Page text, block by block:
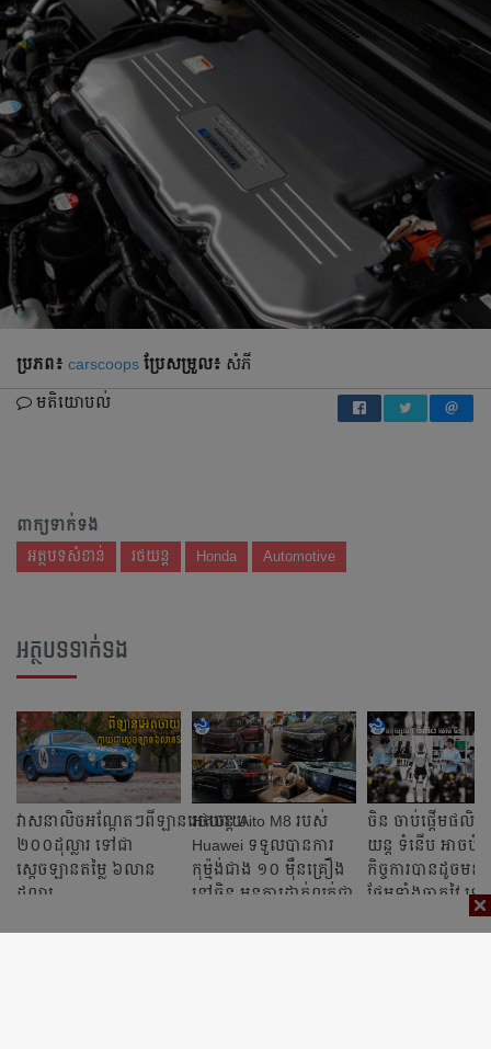
ប្រភព៖ carscoops ប្រែ​សម្រួល៖ សំភី
មតិយោបល់
ពាក្យទាក់ទង
អត្ថបទសំខាន់ រថយន្ត Honda Automotive
អត្ថបទទាក់ទង
វាសនាលិចអណ្ដែតៗពីឡានអេតចាយ
២០០ដុល្លារ ទៅជា
ស្ដេចឡានតម្លៃ ៦លាន
ដុល្លារ
រថយន្ត Aito M8 របស់
Huawei ទទួលបានការ
កុម្ម៉ង់ជាង ១០ ម៉ឺនគ្រឿង
នៅចិន មុនការដាក់លក់ជា
ចិន ចាប់ផ្តើមផលិ
យន្ត ទំនើប អាចបំ
កិច្ចការបានដូចមនុ
ថែមទាំងឆ្លាតវៃ ទ